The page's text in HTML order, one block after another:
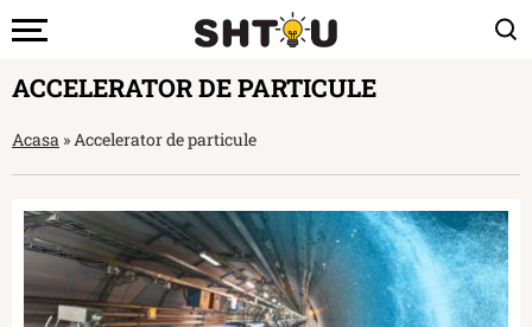
ACCELERATOR DE PARTICULE
Acasa »Accelerator de particule